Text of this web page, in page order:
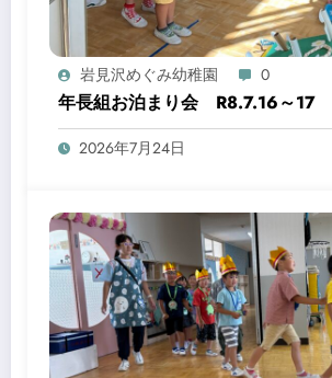
岩見沢めぐみ幼稚園 0
年長組お泊まり会 R8.7.16～17
2026年7月24日